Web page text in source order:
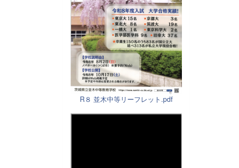
R８ 並木中等リーフレット.pdf